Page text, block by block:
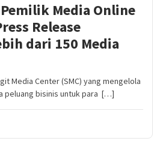
Media Online
Release
dari 150 Media
Media Center (SMC) yang mengelola
peluang bisinis untuk para […]